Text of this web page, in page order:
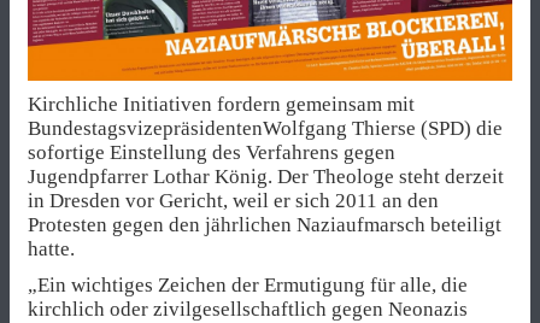
Kirchliche Initiativen fordern gemeinsam mit
BundestagsvizepräsidentenWolfgang Thierse (SPD) die
sofortige Einstellung des Verfahrens gegen
Jugendpfarrer Lothar König. Der Theologe steht derzeit
in Dresden vor Gericht, weil er sich 2011 an den
Protesten gegen den jährlichen Naziaufmarsch beteiligt
hatte.
„Ein wichtiges Zeichen der Ermutigung für alle, die
kirchlich oder zivilgesellschaftlich gegen Neonazis